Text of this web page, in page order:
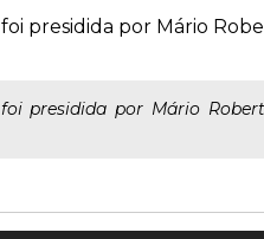
presidida por Mário
presidida por Mário